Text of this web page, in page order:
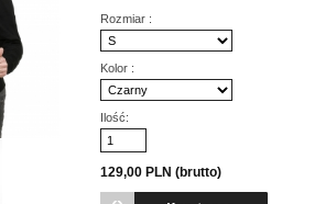
Rozmiar :
Kolor :
Ilość:
129,00 PLN (brutto)